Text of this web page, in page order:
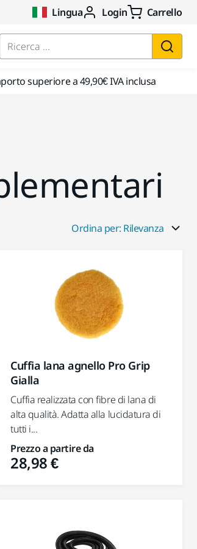
Lingua Login Carrello
Ricerca ...
superiore a 49,90€ IVA inclusa
Ordina per: Rilevanza
Cuffia lana agnello Pro Grip
Gialla
Cuffia realizzata con fibre di lana di
alta qualità. Adatta alla lucidatura di
tutti i...
Prezzo a partire da
28,98 €